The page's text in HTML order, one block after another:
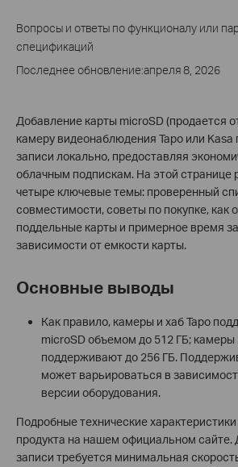
Вопросы и ответы по функционалу или
спецификаций
Последнее обновление:апреля 8, 2026
Добавление карты microSD (продается
камеру видеонаблюдения Tapo или Kasa
записи локально, предоставляя
облачным подпискам. На этой странице
четыре ключевые темы: проверенный
совместимости, советы по покупке, как
поддельные карты и примерное время
зависимости от емкости карты.
Основные выводы
Как правило, камеры и хаб Tapo
microSD объемом до 512 ГБ; камеры
поддерживают до 256 ГБ.
может варьироваться в
версии оборудования.
Подробные технические
продукта на нашем официальном
записи требуется минимальная